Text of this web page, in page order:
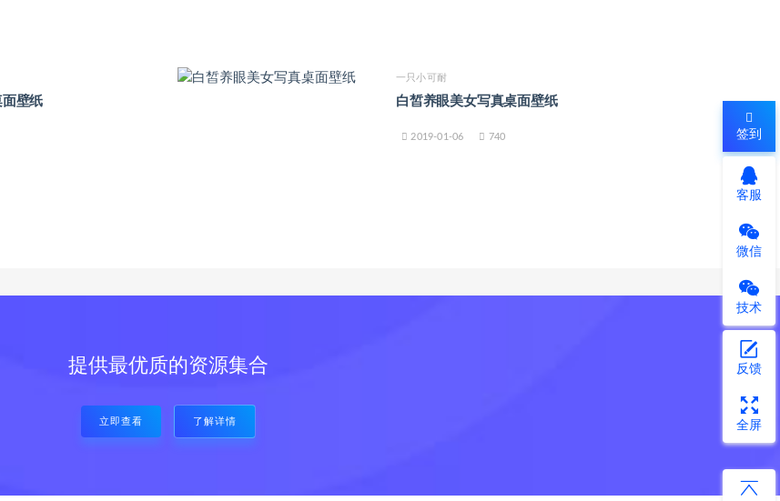
壁纸
一只小可耐
白皙养眼美女写真桌面壁纸
2019-01-06 740
提供最优质的资源集合
立即查看 了解详情
签到
客服
微信
技术
反馈
全屏